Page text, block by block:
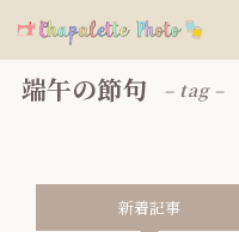
端午の節句 – tag –
新着記事